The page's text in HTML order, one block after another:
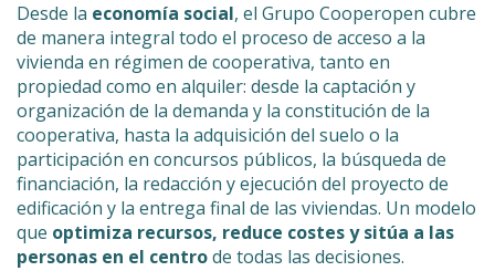
Desde la economía social, el Grupo Cooperopen cubre
de manera integral todo el proceso de acceso a la
vivienda en régimen de cooperativa, tanto en
propiedad como en alquiler: desde la captación y
organización de la demanda y la constitución de la
cooperativa, hasta la adquisición del suelo o la
participación en concursos públicos, la búsqueda de
financiación, la redacción y ejecución del proyecto de
edificación y la entrega final de las viviendas. Un modelo
que optimiza recursos, reduce costes y sitúa a las
personas en el centrode todas las decisiones.